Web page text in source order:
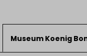
Museum Koenig